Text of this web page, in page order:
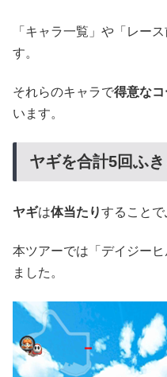
「キャラ一覧」や「レー
す。
それらのキャラで得意なコ
います。
ヤギを合計5回ふ
ヤギは体当たりすることで
本ツアーでは「デイジー
ました。